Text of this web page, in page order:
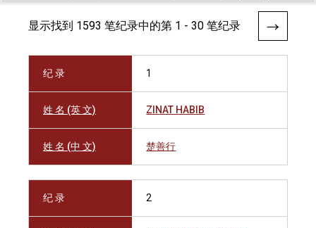
显示找到 1593 笔纪录中的第 1 - 30 笔纪录
纪 录 1
姓 名 (英 文) ZINAT HABIB
姓 名 (中 文) 楚善行
纪 录 2